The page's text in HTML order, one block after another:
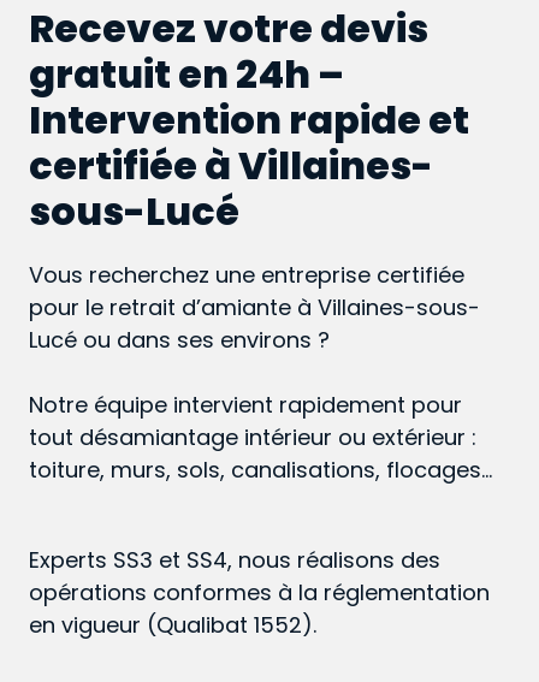
Recevez votre devis
gratuit en 24h –
Intervention rapide et
certifiée à Villaines-
sous-Lucé
Vous recherchez une entreprise certifiée
pour le retrait d’amiante à Villaines-sous-
Lucé ou dans ses environs ?
Notre équipe intervient rapidement pour
tout désamiantage intérieur ou extérieur :
toiture, murs, sols, canalisations, flocages…
Experts SS3 et SS4, nous réalisons des
opérations conformes à la réglementation
en vigueur (Qualibat 1552).